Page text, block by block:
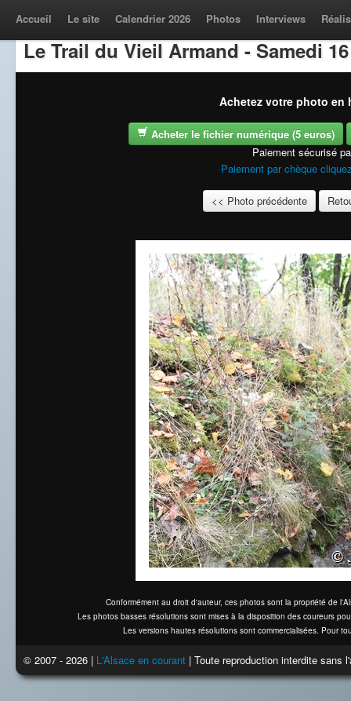
Accueil Le site Calendrier 2026 Photos Interviews
Le Trail du Vieil Armand - Samedi
Achetez votre photo en
Acheter le fichier numérique (5 euros)
Paiement sécurisé
Paiement par chèque
<< Photo précédente
Conformément au droit d'auteur, ces photos sont la propriété de
Les photos basses résolutions sont mises à la disposition des coureurs
Les versions hautes résolutions sont commercialisées. Pour
© 2007 - 2026 | L'Alsace en courant | Toute reproduction interdite sans